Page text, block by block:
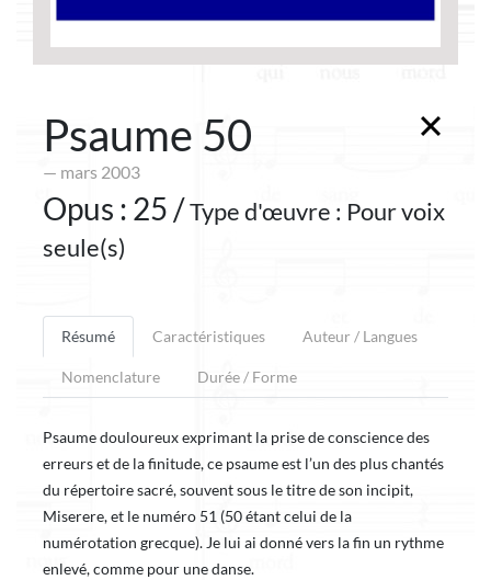
Psaume 50
— mars 2003
Opus : 25 /Type d'œuvre : Pour voix
seule(s)
Résumé Caractéristiques Auteur / Langues
Nomenclature Durée / Forme
Psaume douloureux exprimant la prise de conscience des
erreurs et de la finitude, ce psaume est l’un des plus chantés
du répertoire sacré, souvent sous le titre de son incipit,
Miserere, et le numéro 51 (50 étant celui de la
numérotation grecque). Je lui ai donné vers la fin un rythme
enlevé, comme pour une danse.